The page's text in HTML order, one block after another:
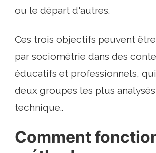
ou le départ d'autres.
Ces trois objectifs peuvent
par sociométrie dans des
éducatifs et professionnels,
deux groupes les plus
technique..
Comment